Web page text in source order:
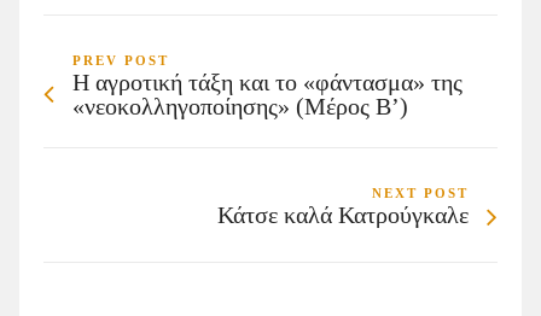
PREV POST
Η αγροτική τάξη και το «φάντασμα» της
«νεοκολληγοποίησης» (Μέρος Β’)
NEXT POST
Κάτσε καλά Κατρούγκαλε